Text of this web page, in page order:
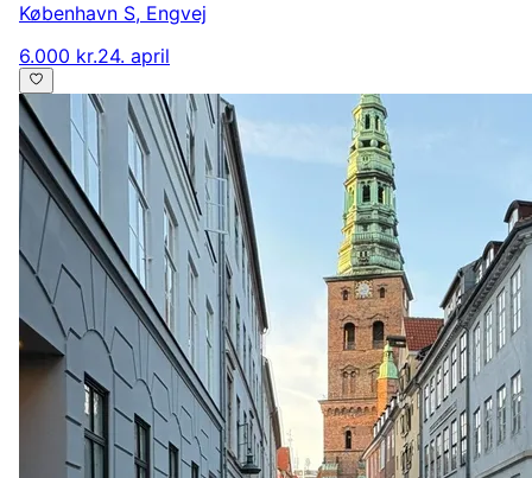
København S, Engvej
6.000 kr.24. april